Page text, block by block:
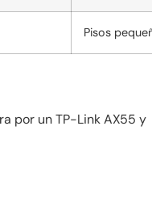
Pisos
por un TP-Link AX55 y